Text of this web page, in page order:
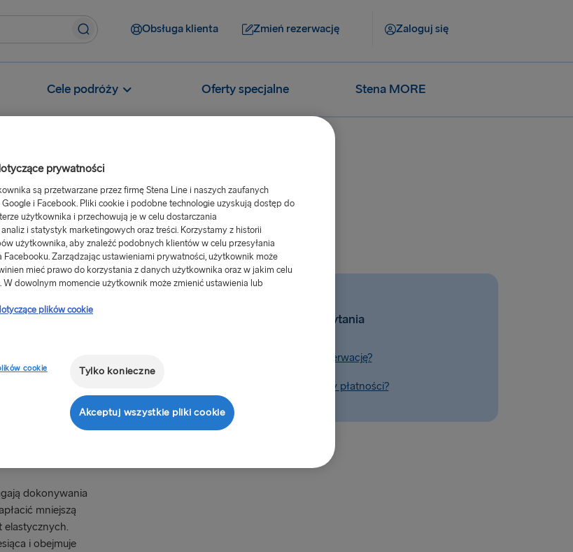
Obsługa klienta Zmień rezerwację Zaloguj się
Cele podróży Oferty specjalne Stena MORE
pozostałą kwotę za rezerwację?
kwotę
Bank AB
kwoty na
na raty, trzeba
pozytywny
zakupu.
za fakturę,
adres podany
zakupu, a
dokonywania
mniejszą
elastycznych.
i obejmuje
Powiązane pytania
Jak mogę zapłacić za rezerwację?
Jakie są dostępne metody płatności?
prywatności
są przetwarzane przez firmę Stena Line i naszych zaufanych
i Facebook. Pliki cookie i podobne technologie uzyskują dostęp do
użytkownika i przechowują je w celu dostarczania
i statystyk marketingowych oraz treści. Korzystamy z historii
użytkownika, aby znaleźć podobnych klientów w celu przesyłania
Facebooku. Zarządzając ustawieniami prywatności, użytkownik może
mieć prawo do korzystania z danych użytkownika oraz w jakim celu
W dowolnym momencie użytkownik może zmienić ustawienia lub
plików cookie
cookie Tylko konieczne
Akceptuj wszystkie pliki cookie